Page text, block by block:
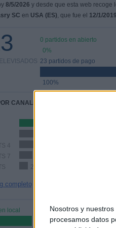
Nosotros y nuestros
procesamos datos
8/5/2026 y desde que esta web recoge
SC en USA (ES), que fue el 12/1/2019
0 partidos en abierto
0%
23 partidos de pago
100%
CANALES
4
7
2 (8.7%)
completo
local
43.48%